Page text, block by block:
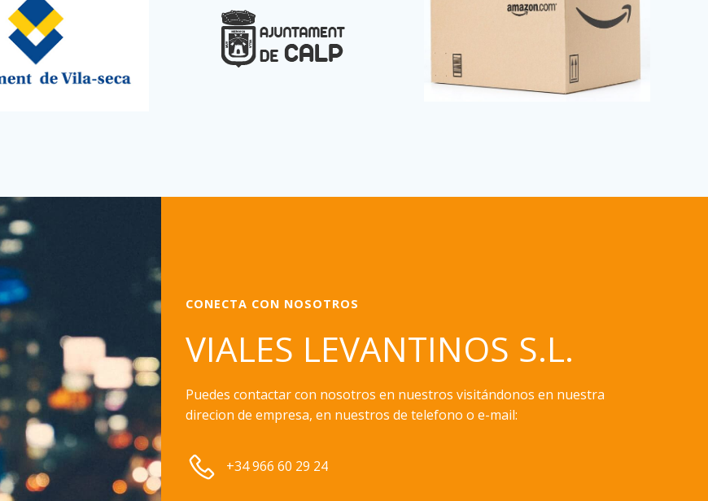
CONECTA CON NOSOTROS
VIALES LEVANTINOS S.L.
Puedes contactar con nosotros en nuestros visitándonos en nuestra
direcion de empresa, en nuestros de telefono o e-mail:
+34 966 60 29 24